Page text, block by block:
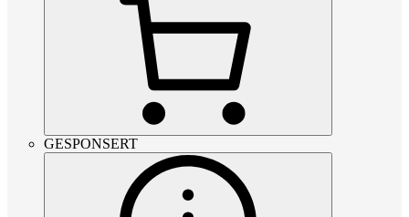
GESPONSERT